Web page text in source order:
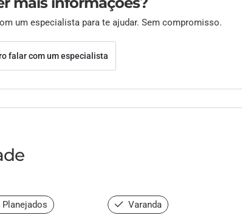
um especialista para te ajudar. Sem compromisso.
falar com um especialista
Varanda